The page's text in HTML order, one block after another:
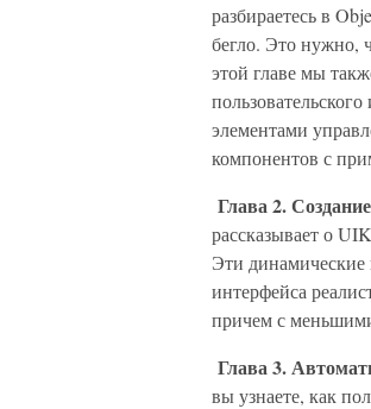
разбираетесь в
бегло. Это нужно,
этой главе мы
элементами
компонентов с
Глава 2.
рассказывает о
Эти динамические
интерфейса
причем с
Глава 3.
вы узнаете, как